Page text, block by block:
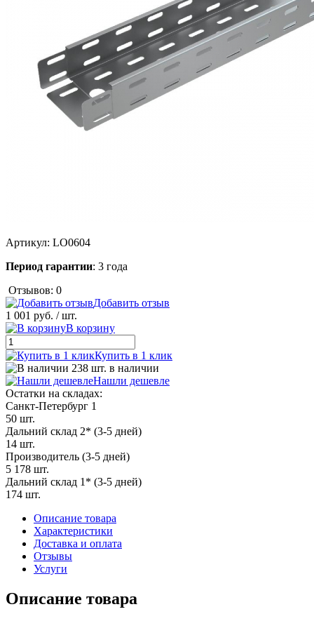
Артикул: LO0604
Период гарантии: 3 года
Отзывов: 0
Добавить отзыв
1 001 руб. / шт.
В корзину
Купить в 1 клик
238 шт. в наличии
Нашли дешевле
Остатки на складах:
Санкт-Петербург 1
50 шт.
Дальний склад 2* (3-5 дней)
14 шт.
Производитель (3-5 дней)
5 178 шт.
Дальний склад 1* (3-5 дней)
174 шт.
Описание товара
Характеристики
Доставка и оплата
Отзывы
Услуги
Описание товара